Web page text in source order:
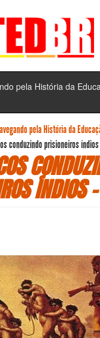
pela História da
pela História da
conduzindo prisioneiros
ÍNDIOS